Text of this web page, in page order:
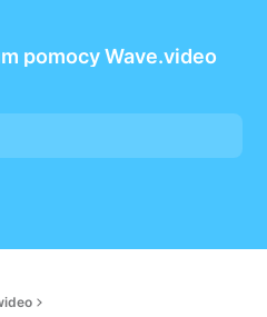
pomocy Wave.video